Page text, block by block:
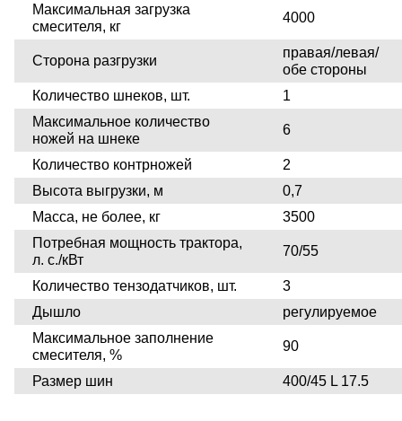
Максимальная загрузка
смесителя, кг
4000
Сторона разгрузки
правая/левая/
обе стороны
Количество шнеков, шт.
1
Максимальное количество
ножей на шнеке
6
Количество контрножей
2
Высота выгрузки, м
0,7
Масса, не более, кг
3500
Потребная мощность трактора,
л. с./кВт
70/55
Количество тензодатчиков, шт.
3
Дышло
регулируемое
Максимальное заполнение
смесителя, %
90
Размер шин 400/45 L 17.5